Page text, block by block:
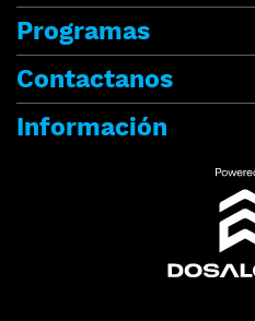
Programas
Contactanos
Información